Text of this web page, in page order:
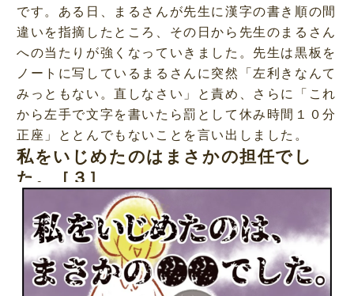
です。ある日、まるさんが先生に漢字の書き順の間
違いを指摘したところ、その日から先生のまるさん
への当たりが強くなっていきました。先生は黒板を
ノートに写しているまるさんに突然「左利きなんて
みっともない。直しなさい」と責め、さらに「これ
から左手で文字を書いたら罰として休み時間１０分
正座」ととんでもないことを言い出しました。
私をいじめたのはまさかの担任でし
た。［３］